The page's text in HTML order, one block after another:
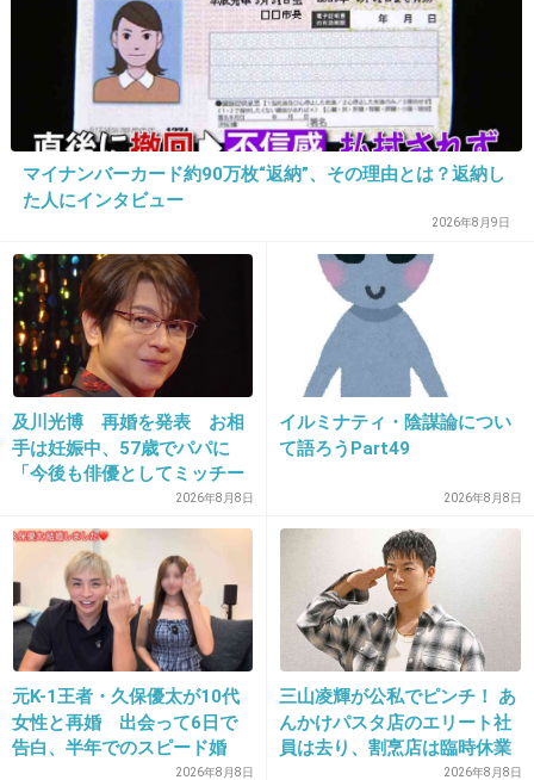
+21
23. 匿名2026/07/08(水) 17:38:07
モテることに極端に意識するのはちょっとダサ
いと思う
普段の自然な振る舞いの結果、モテるなら全然
いいと思う
+48
24. 匿名2026/07/08(水) 17:38:33
かりと付き合ってたけど、最近初めて4歳年下
の彼氏できて年下の魅力に気づいてしまった
わ。
でもさすがに25以下は無理だな。学生さんか社
会人なりたてって子供じゃん。
話も合わなそうだし、自分がBBAであることを
日々実感しそうで病みそう
マイナンバーカード約90万枚“返納”、その理由とは？返納し
た人にインタビュー
2026年8月9日
及川光博 再婚を発表 お相
手は妊娠中、57歳でパパに
「今後も俳優としてミッチー
2026年8月8日
イルミナティ・陰謀論につい
て語ろうPart49
2026年8月8日
元K-1王者・久保優太が10代
女性と再婚 出会って6日で
告白、半年でのスピード婚
2026年8月8日
三山凌輝が公私でピンチ！ あ
んかけパスタ店のエリート社
員は去り、割烹店は臨時休業
2026年8月8日